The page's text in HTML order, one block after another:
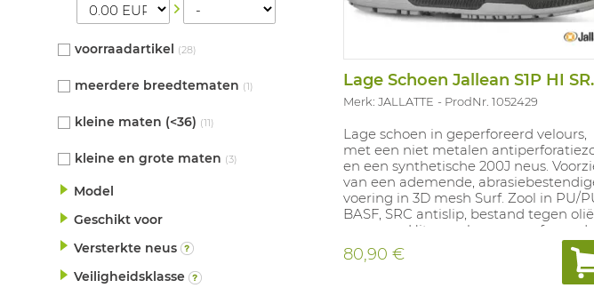
voorraadartikel (28)
meerdere breedtematen (1)
kleine maten (<36) (11)
kleine en grote maten (3)
Model
Geschikt voor
Versterkte neus
Veiligheidsklasse
Lage
Merk: JALLATTE ProdNr. 1052429
Lage schoen in geperforeerd velours,
met een niet metalen
en een synthetische 200J neus.
van een ademende,
voering in 3D mesh Surf. Zool in PU/
BASF, SRC antislip, bestand tegen
en zuren. Uitneembare geperforeerde
inlegzool Maxi-Soft Duo samengesteld
uit een laag PU Dynamic van BASF®
met thermogevoelig vormgeheugen
80,90 €